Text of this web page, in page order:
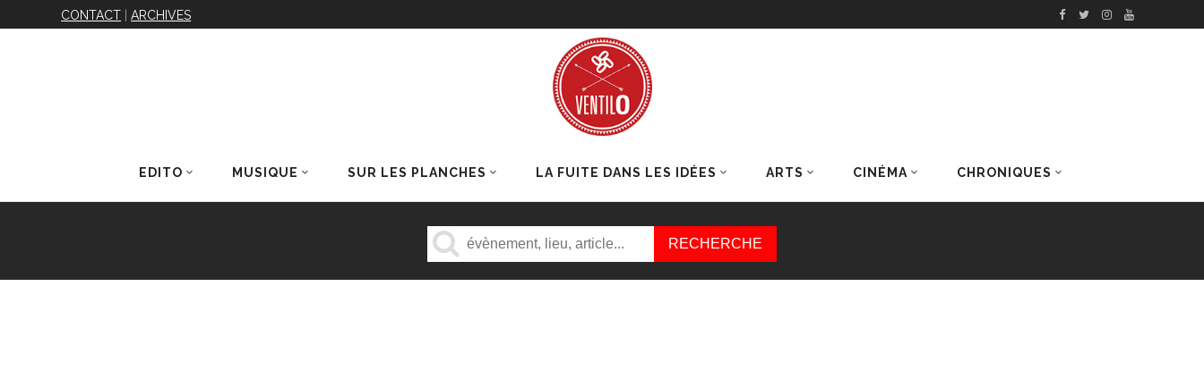
CONTACT |ARCHIVES
EDITO MUSIQUE SUR LES PLANCHES LA FUITE DANS LES IDÉES ARTS CINÉMA CHRONIQUES
DERNIERS ARTICLES